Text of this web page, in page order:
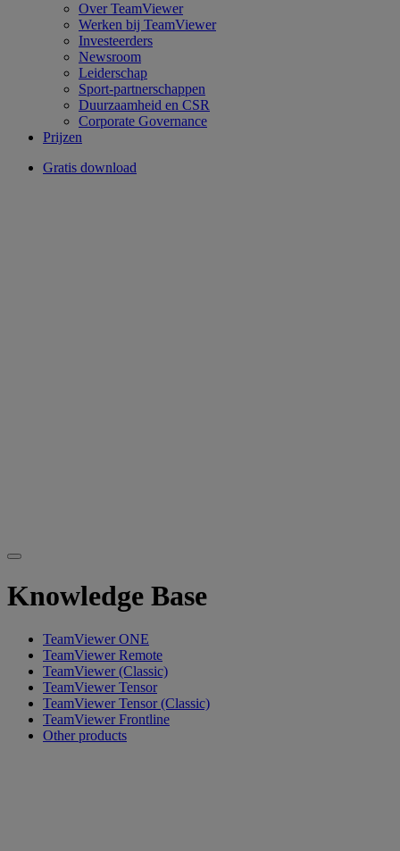
Over TeamViewer
Werken bij TeamViewer
Investeerders
Newsroom
Leiderschap
Sport-partnerschappen
Duurzaamheid en CSR
Corporate Governance
Prijzen
Gratis download
Knowledge Base
TeamViewer ONE
TeamViewer Remote
TeamViewer (Classic)
TeamViewer Tensor
TeamViewer Tensor (Classic)
TeamViewer Frontline
Other products